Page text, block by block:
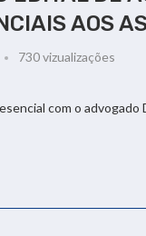
AOS
730 vizualizações
com o advogado